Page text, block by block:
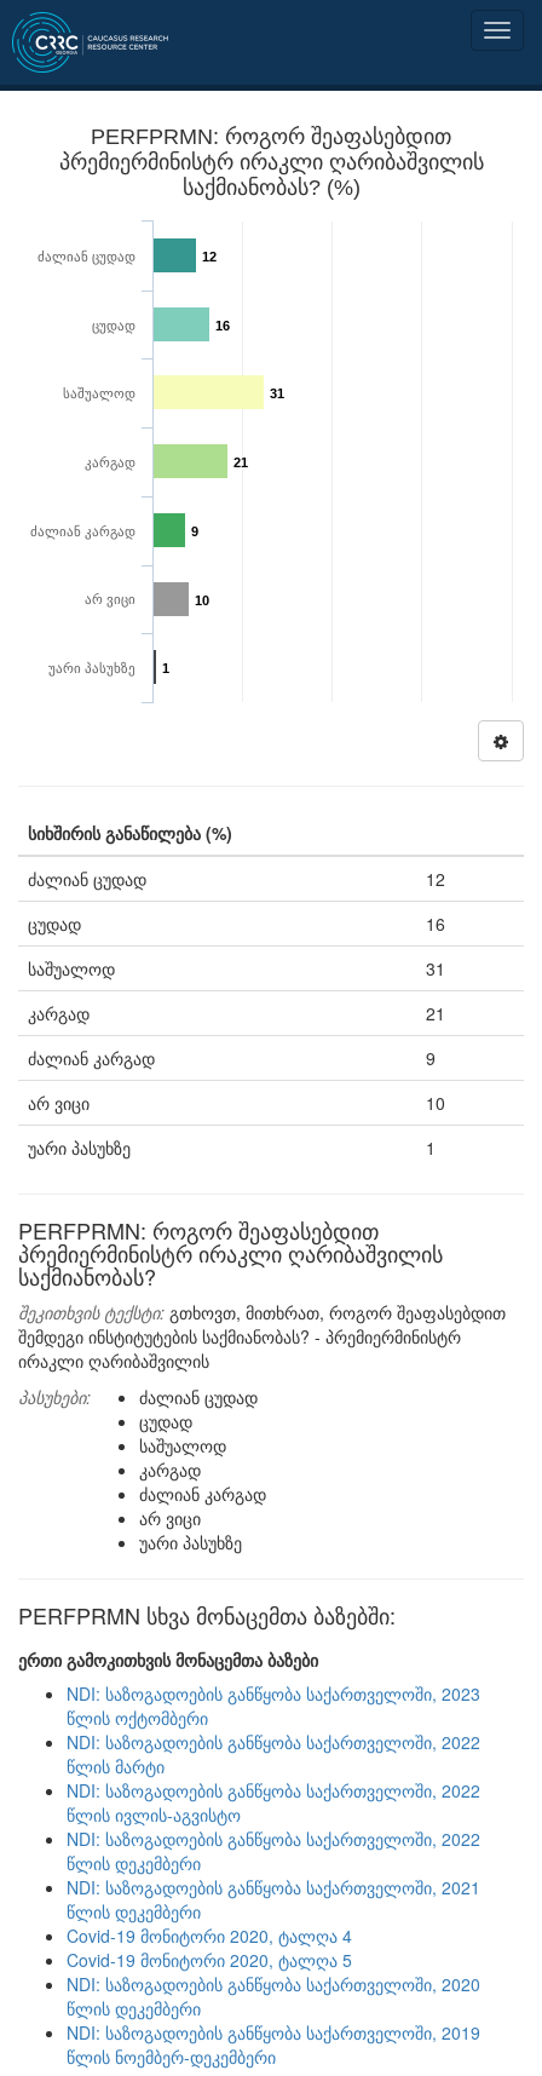
PERFPRMN: როგორ შეაფასებდით
პრემიერმინისტრ ირაკლი ღარიბაშვილის
საქმიანობას? (%)
12
16
31
21
9
10
1
ძალიან ცუდად
ცუდად
საშუალოდ
კარგად
ძალიან კარგად
არ ვიცი
უარი პასუხზე
სიხშირის განაწილება (%)
ძალიან ცუდად
12
ცუდად
16
საშუალოდ
31
კარგად
21
ძალიან კარგად
9
არ ვიცი
10
უარი პასუხზე
1
PERFPRMN: როგორ შეაფასებდით
პრემიერმინისტრ ირაკლი ღარიბაშვილის
საქმიანობას?
შეკითხვის ტექსტი: გთხოვთ, მითხრათ, როგორ შეაფასებდით
შემდეგი ინსტიტუტების საქმიანობას? - პრემიერმინისტრ
ირაკლი ღარიბაშვილის
პასუხები:
ძალიან ცუდად
ცუდად
საშუალოდ
კარგად
ძალიან კარგად
არ ვიცი
უარი პასუხზე
PERFPRMN სხვა მონაცემთა ბაზებში:
ერთი გამოკითხვის მონაცემთა ბაზები
NDI: საზოგადოების განწყობა საქართველოში, 2023
წლის ოქტომბერი
NDI: საზოგადოების განწყობა საქართველოში, 2022
წლის მარტი
NDI: საზოგადოების განწყობა საქართველოში, 2022
წლის ივლის-აგვისტო
NDI: საზოგადოების განწყობა საქართველოში, 2022
წლის დეკემბერი
NDI: საზოგადოების განწყობა საქართველოში, 2021
წლის დეკემბერი
Covid-19 მონიტორი 2020, ტალღა 4
Covid-19 მონიტორი 2020, ტალღა 5
NDI: საზოგადოების განწყობა საქართველოში, 2020
წლის დეკემბერი
NDI: საზოგადოების განწყობა საქართველოში, 2019
წლის ნოემბერ-დეკემბერი